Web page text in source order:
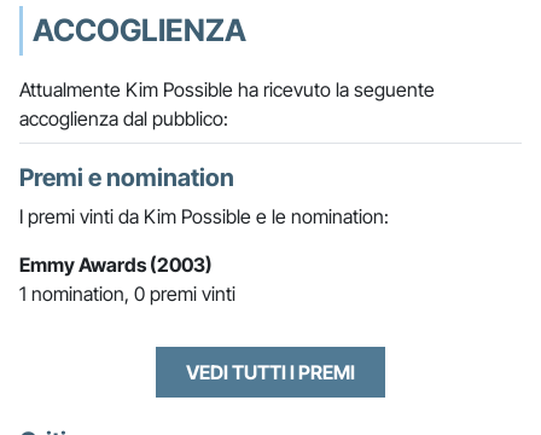
ACCOGLIENZA
Attualmente Kim Possible ha ricevuto la seguente
accoglienza dal pubblico:
Premi e nomination
I premi vinti da Kim Possible e le nomination:
Emmy Awards (2003)
1 nomination, 0 premi vinti
VEDI TUTTI I PREMI